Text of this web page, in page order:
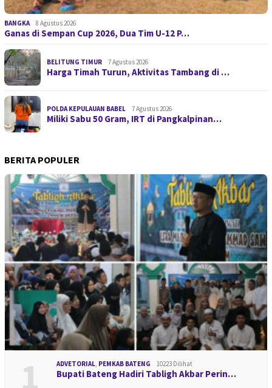
BANGKA 8 Agustus 2026
Ganas di Sempan Cup 2026, Dua Tim U-12 P…
BELITUNG TIMUR 7 Agustus 2026
Harga Timah Turun, Aktivitas Tambang di …
POLDA KEPULAUAN BABEL 7 Agustus 2026
Miliki Sabu 50 Gram, IRT di Pangkalpinan…
BERITA POPULER
1 ADVETORIAL PEMKAB BATENG 10223 Dilihat
Bupati Bateng Hadiri Tabligh Akbar Perin…